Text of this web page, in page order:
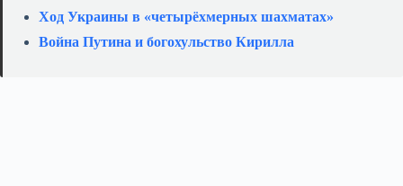
Ход Украины в «четырёхмерных шахматах»
Война Путина и богохульство Кирилла